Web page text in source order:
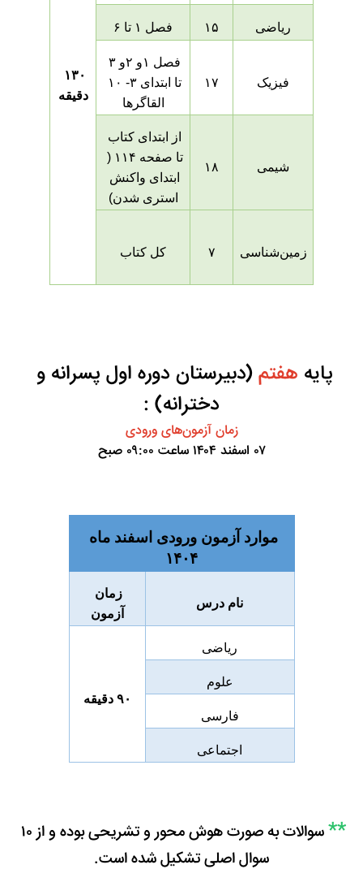
دقیقه
ریاضی ۱۵ فصل ۱ تا ۶
فیزیک ۱۷
القاگرها
شیمی ۱۸
از ابتدای کتاب
تا صفحه ۱۱۴ (
ابتدای واکنش
استری شدن)
زمین‌شناسی ۷ کل کتاب
پایه هفتم (دبیرستان دوره اول پسرانه و
دخترانه) :
زمان آزمون‌های ورودی
۰۷ اسفند ۱۴۰۴ ساعت ۰۹:۰۰ صبح
موارد آزمون ورودی اسفند ماه
۱۴۰۴
نام درس
زمان
آزمون
ریاضی
۹۰ دقیقه
علوم
فارسی
اجتماعی
**
سوال اصلی تشکیل شده است.